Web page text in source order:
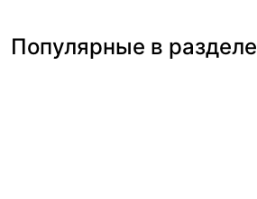
Популярные в разделе